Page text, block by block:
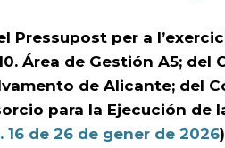
Pressupost per a
Área de Gestión A5;
de Alicante; del
para la Ejecución de
16 de 26 de gener de 2026